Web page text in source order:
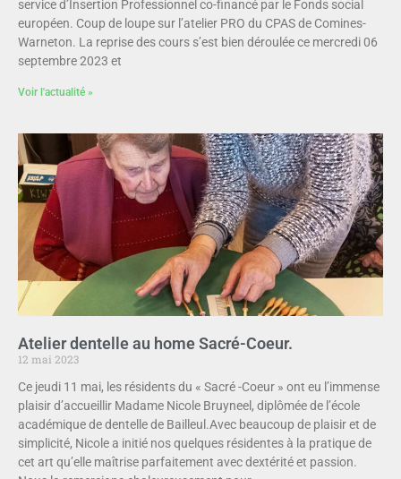
service d’Insertion Professionnel co-financé par le Fonds social
européen. Coup de loupe sur l’atelier PRO du CPAS de Comines-
Warneton. La reprise des cours s’est bien déroulée ce mercredi 06
septembre 2023 et
Voir l'actualité »
Atelier dentelle au home Sacré-Coeur.
12 mai 2023
Ce jeudi 11 mai, les résidents du « Sacré -Coeur » ont eu l’immense
plaisir d’accueillir Madame Nicole Bruyneel, diplômée de l’école
académique de dentelle de Bailleul.Avec beaucoup de plaisir et de
simplicité, Nicole a initié nos quelques résidentes à la pratique de
cet art qu’elle maîtrise parfaitement avec dextérité et passion.